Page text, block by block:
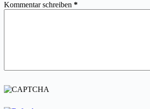
Kommentar schreiben *